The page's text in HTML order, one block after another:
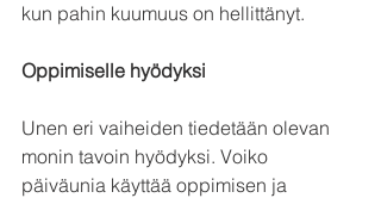
kun pahin kuumuus on hellittänyt.
Oppimiselle hyödyksi
Unen eri vaiheiden tiedetään olevan
monin tavoin hyödyksi. Voiko
päiväunia käyttää oppimisen ja